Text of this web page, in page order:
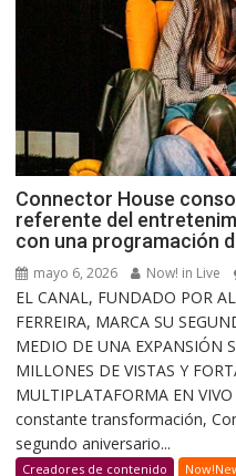
Connector House
referente del
con una programación
mayo 6, 2026 Now! in Live
EL CANAL, FUNDADO POR
FERREIRA, MARCA SU
MEDIO DE UNA EXPANSIÓN
MILLONES DE VISTAS Y
MULTIPLATAFORMA EN
constante transformación,
segundo aniversario...
Creadores de contenido